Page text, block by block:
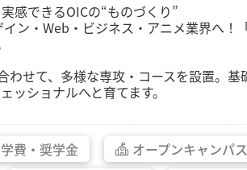
感できるOICの“ものづくり”
ン・Web・ビジネス・アニメ業界へ！
わせて、多様な専攻・コースを設置。
ッショナルへと育てます。
学費・ 奨学金 オープンキャンパス